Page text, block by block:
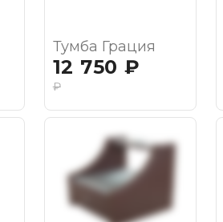
Тумба Грация
12 750 ₽
₽